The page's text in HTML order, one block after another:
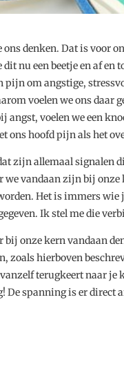
ons denken. Dat is voor
nu een beetje en af
pijn om angstige,
voelen we ons
voelen we een
ons hoofd pijn als het
zijn allemaal signalen
we vandaan zijn bij
Het is immers wie
Ik stel me die
bij onze kern vandaan
zoals hierboven
terugkeert naar je
De spanning is er direct